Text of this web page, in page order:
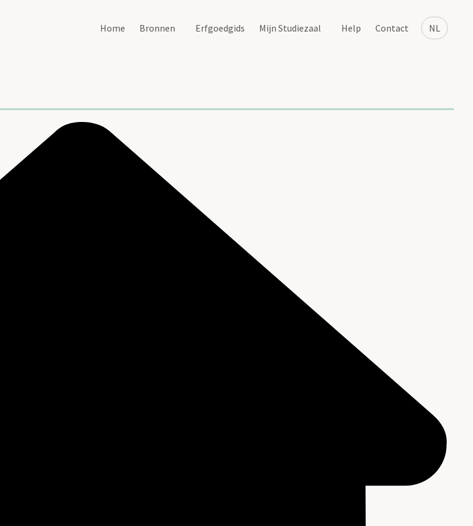
NL
Home Bronnen Erfgoedgids Mijn Studiezaal Help Contact